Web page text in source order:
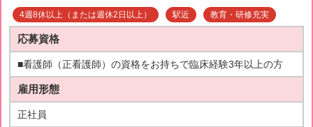
4週8休以上（または週休2日以上） 駅近 教育・研修充実
応募資格
■看護師（正看護師）の資格をお持ちで臨床経験3年以上の方
雇用形態
正社員